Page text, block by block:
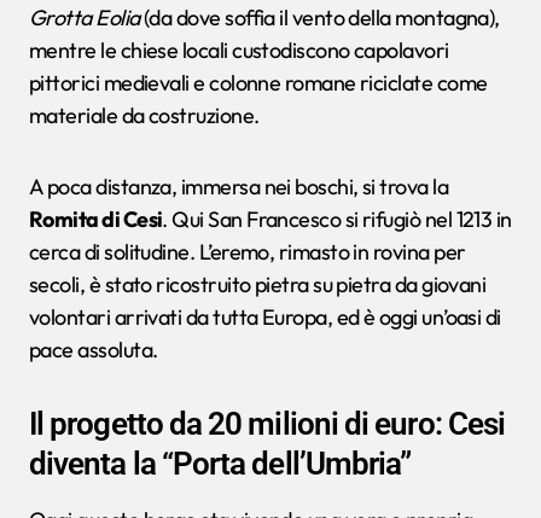
Grotta Eolia(da dove soffia il vento della montagna),
mentre le chiese locali custodiscono capolavori
pittorici medievali e colonne romane riciclate come
materiale da costruzione.
A poca distanza, immersa nei boschi, si trova la
Romita di Cesi. Qui San Francesco si rifugiò nel 1213 in
cerca di solitudine. L’eremo, rimasto in rovina per
secoli, è stato ricostruito pietra su pietra da giovani
volontari arrivati da tutta Europa, ed è oggi un’oasi di
pace assoluta.
Il progetto da 20 milioni di euro: Cesi
diventa la “Porta dell’Umbria”